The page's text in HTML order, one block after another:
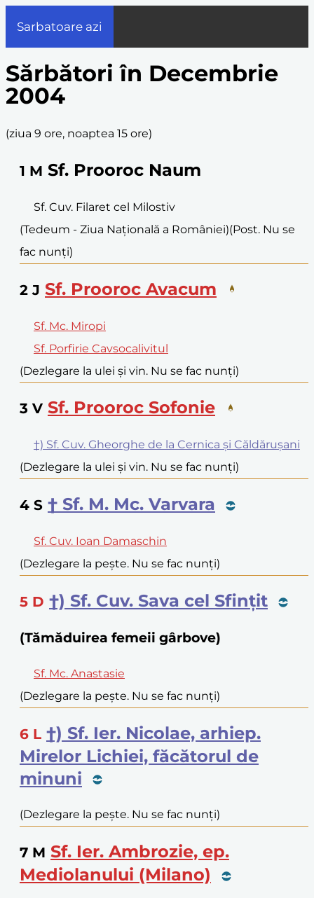
Sarbatoare azi
Sărbători în Decembrie
2004
(ziua 9 ore, noaptea 15 ore)
1 M Sf. Prooroc Naum
Sf. Cuv. Filaret cel Milostiv
(Tedeum - Ziua Națională a României)(Post. Nu se
fac nunți)
2 J Sf. Prooroc Avacum
Sf. Mc. Miropi
Sf. Porfirie Cavsocalivitul
(Dezlegare la ulei și vin. Nu se fac nunți)
3 V Sf. Prooroc Sofonie
†) Sf. Cuv. Gheorghe de la Cernica și Căldărușani
(Dezlegare la ulei și vin. Nu se fac nunți)
4 S † Sf. M. Mc. Varvara
Sf. Cuv. Ioan Damaschin
(Dezlegare la pește. Nu se fac nunți)
5 D †) Sf. Cuv. Sava cel Sfințit
(Tămăduirea femeii gârbove)
Sf. Mc. Anastasie
(Dezlegare la pește. Nu se fac nunți)
6 L †) Sf. Ier. Nicolae, arhiep.
Mirelor Lichiei, făcătorul de
minuni
(Dezlegare la pește. Nu se fac nunți)
7 M Sf. Ier. Ambrozie, ep.
Mediolanului (Milano)